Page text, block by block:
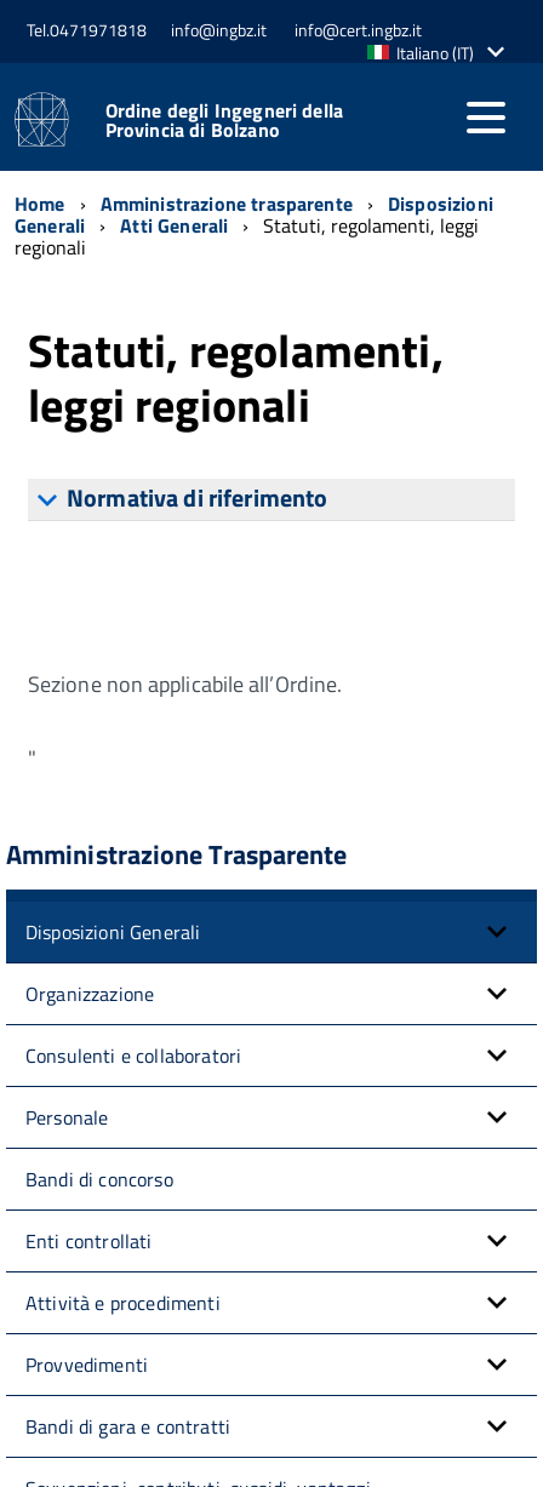
Tel.0471971818 info@ingbz.it
info@cert.ingbz.it
LinguaItaliano (IT)
Ordine degli Ingegneri della
Provincia di Bolzano
Home Amministrazione trasparente Disposizioni
Generali Atti Generali Statuti, regolamenti, leggi
regionali
Statuti, regolamenti,
leggi regionali
Normativa di riferimento
Sezione non applicabile all’Ordine.
"
Amministrazione Trasparente
Disposizioni Generali
Organizzazione
Consulenti e collaboratori
Personale
Bandi di concorso
Enti controllati
Attività e procedimenti
Provvedimenti
Bandi di gara e contratti